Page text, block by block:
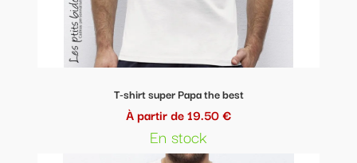
T-shirt super Papa the best
À partir de 19.50 €
En stock